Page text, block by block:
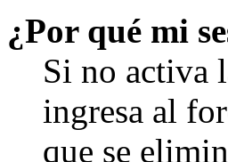
¿Por qué mi
Si no activa
ingresa al
que se